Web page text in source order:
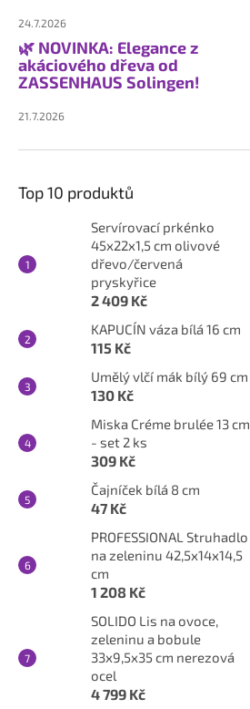
24.7.2026
🌿 NOVINKA: Elegance z
akáciového dřeva od
ZASSENHAUS Solingen!
21.7.2026
Top 10 produktů
Servírovací prkénko
45x22x1,5 cm olivové
dřevo/červená
pryskyřice
2 409 Kč
KAPUCÍN váza bílá 16 cm
115 Kč
Umělý vlčí mák bílý 69 cm
130 Kč
Miska Créme brulée 13 cm
- set 2 ks
309 Kč
Čajníček bílá 8 cm
47 Kč
PROFESSIONAL Struhadlo
na zeleninu 42,5x14x14,5
cm
1 208 Kč
SOLIDO Lis na ovoce,
zeleninu a bobule
33x9,5x35 cm nerezová
ocel
4 799 Kč